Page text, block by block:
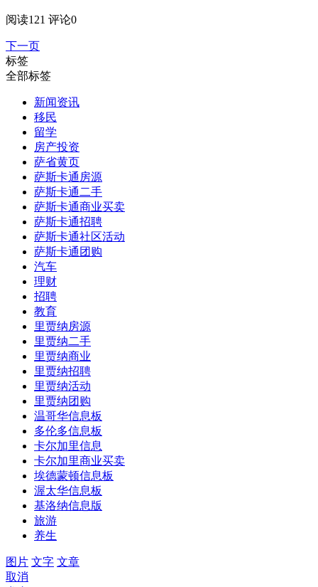
阅读121 评论0
下一页
标签
全部标签
新闻资讯
移民
留学
房产投资
萨省黄页
萨斯卡通房源
萨斯卡通二手
萨斯卡通商业买卖
萨斯卡通招聘
萨斯卡通社区活动
萨斯卡通团购
汽车
理财
招聘
教育
里贾纳房源
里贾纳二手
里贾纳商业
里贾纳招聘
里贾纳活动
里贾纳团购
温哥华信息板
多伦多信息板
卡尔加里信息
卡尔加里商业买卖
埃德蒙顿信息板
渥太华信息板
基洛纳信息版
旅游
养生
图片 文字 文章
取消